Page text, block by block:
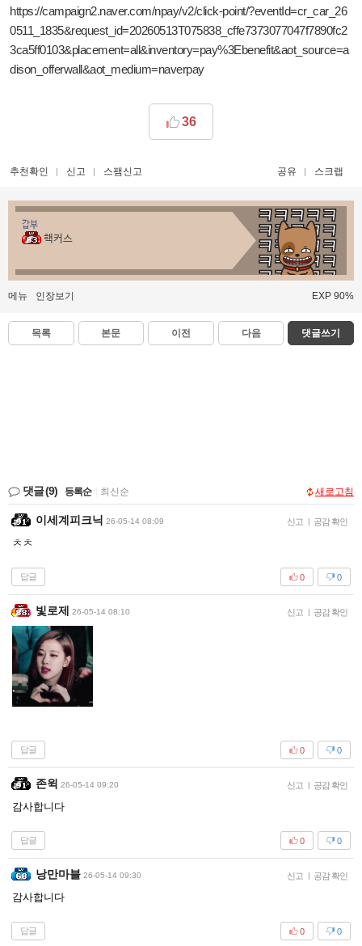
https://campaign2.naver.com/npay/v2/click-point/?eventId=cr_car_26
0511_1835&request_id=20260513T075838_cffe7373077047f7890fc2
3ca5ff0103&placement=all&inventory=pay%3Ebenefit&aot_source=a
dison_offerwall&aot_medium=naverpay
36
추천확인 신고 스팸신고 공유 스크랩
갑부
핵커스
메뉴 인장보기 EXP 90%
목록 본문 이전 다음 댓글쓰기
댓글(9) 등록순 최신순 새로고침
이세계피크닉 26-05-14 08:09 신고 | 공감 확인
ㅊㅊ
답글 0
0
빛로제 26-05-14 08:10 신고 | 공감 확인
답글 0
0
존윅 26-05-14 09:20 신고 | 공감 확인
감사합니다
답글 0
0
낭만마블 26-05-14 09:30 신고 | 공감 확인
감사합니다
답글 0
0